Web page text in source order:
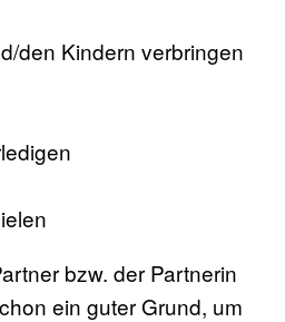
den Kindern verbringen
bzw. der Partnerin
ein guter Grund, um